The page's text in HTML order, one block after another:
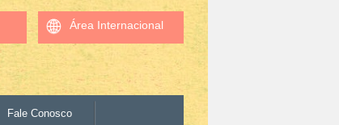
Área Internacional
Fale Conosco